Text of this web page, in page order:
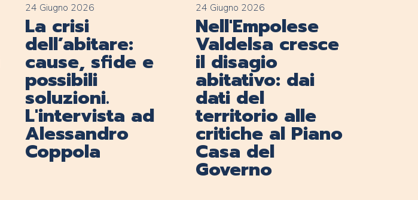
24 Giugno 2026
La crisi
dell’abitare:
cause, sfide e
possibili
soluzioni.
L'intervista ad
Alessandro
Coppola
24 Giugno 2026
Nell'Empolese
Valdelsa cresce
il disagio
abitativo: dai
dati del
territorio alle
critiche al Piano
Casa del
Governo